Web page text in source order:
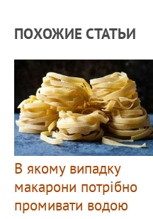
ПОХОЖИЕ СТАТЬИ
В якому випадку
макарони потрібно
промивати водою